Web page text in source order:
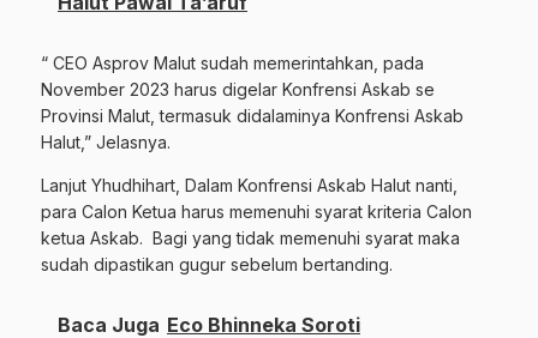
“ CEO Asprov Malut sudah memerintahkan, pada
November 2023 harus digelar Konfrensi Askab se
Provinsi Malut, termasuk didalaminya Konfrensi Askab
Halut,” Jelasnya.
Lanjut Yhudhihart, Dalam Konfrensi Askab Halut nanti,
para Calon Ketua harus memenuhi syarat kriteria Calon
ketua Askab. Bagi yang tidak memenuhi syarat maka
sudah dipastikan gugur sebelum bertanding.
Baca Juga Eco Bhinneka Soroti